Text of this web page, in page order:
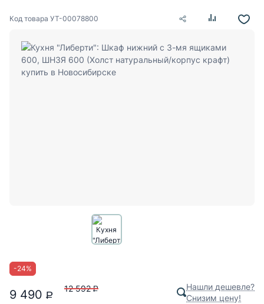
Код товара УТ-00078800
-24%
9 490 P
12 592 P
Нашли дешевле?
Снизим цену!